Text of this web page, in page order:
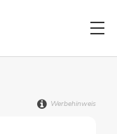
Digitaler
Werbehinweis